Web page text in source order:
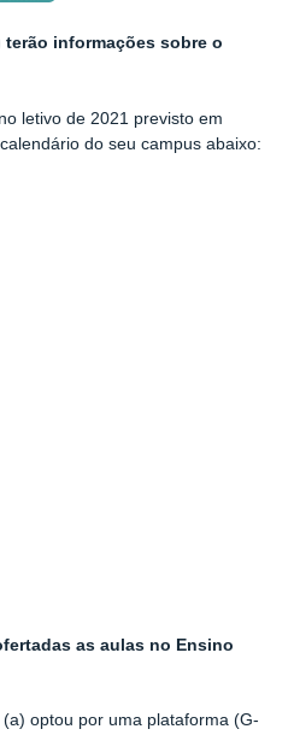
informações sobre o
letivo de 2021 previsto em
do seu campus abaixo:
as aulas no Ensino
optou por uma plataforma (G-